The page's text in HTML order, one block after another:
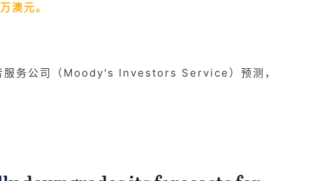
澳元。
服务公司（Moody's Investors Service）预测，